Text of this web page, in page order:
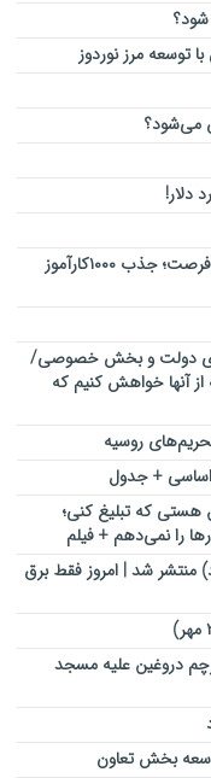
توسعه مرز نوردوز
دلار!
تاکید معاون قوه قضائیه بر تبدیل تهدیدها به فرصت؛ جذب ۱۰۰۰کارآموز
دولت و بخش خصوصی/
از آنها خواهش کنیم که
اساسی + جدول
هستی که تبلیغ کنی؛
را نمی‌دهم + فیلم
و شهرستان‌ها (۲۱ خرداد) منتشر شد | امروز فقط برق
دروغین علیه مسجد
بخش تعاون